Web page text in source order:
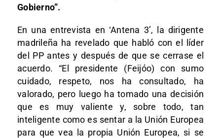
Gobierno”.
En una entrevista en ‘Antena 3’, la dirigente
madrileña ha revelado que habló con el líder
del PP antes y después de que se cerrase el
acuerdo. “El presidente (Feijóo) con sumo
cuidado, respeto, nos ha consultado, ha
valorado, pero luego ha tomado una decisión
que es muy valiente y, sobre todo, tan
inteligente como es sentar a la Unión Europea
para que vea la propia Unión Europea, si se